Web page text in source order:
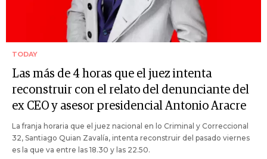
TODAY
Las más de 4 horas que el juez intenta
reconstruir con el relato del denunciante del
ex CEO y asesor presidencial Antonio Aracre
La franja horaria que el juez nacional en lo Criminal y Correccional
32, Santiago Quian Zavalía, intenta reconstruir del pasado viernes
es la que va entre las 18.30 y las 22.50.